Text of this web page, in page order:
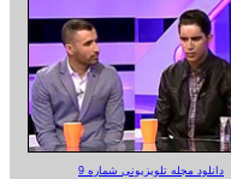
دانلود مجله تلویزیونی شماره 9